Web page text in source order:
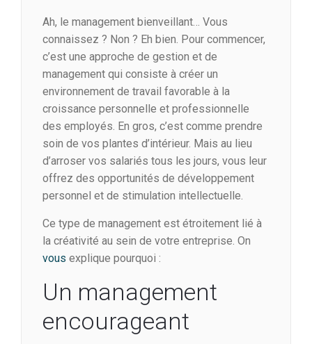
Ah, le management bienveillant… Vous
connaissez ? Non ? Eh bien. Pour commencer,
c’est une approche de gestion et de
management qui consiste à créer un
environnement de travail favorable à la
croissance personnelle et professionnelle
des employés. En gros, c’est comme prendre
soin de vos plantes d’intérieur. Mais au lieu
d’arroser vos salariés tous les jours, vous leur
offrez des opportunités de développement
personnel et de stimulation intellectuelle.
Ce type de management est étroitement lié à
la créativité au sein de votre entreprise. On
vous explique pourquoi :
Un management
encourageant